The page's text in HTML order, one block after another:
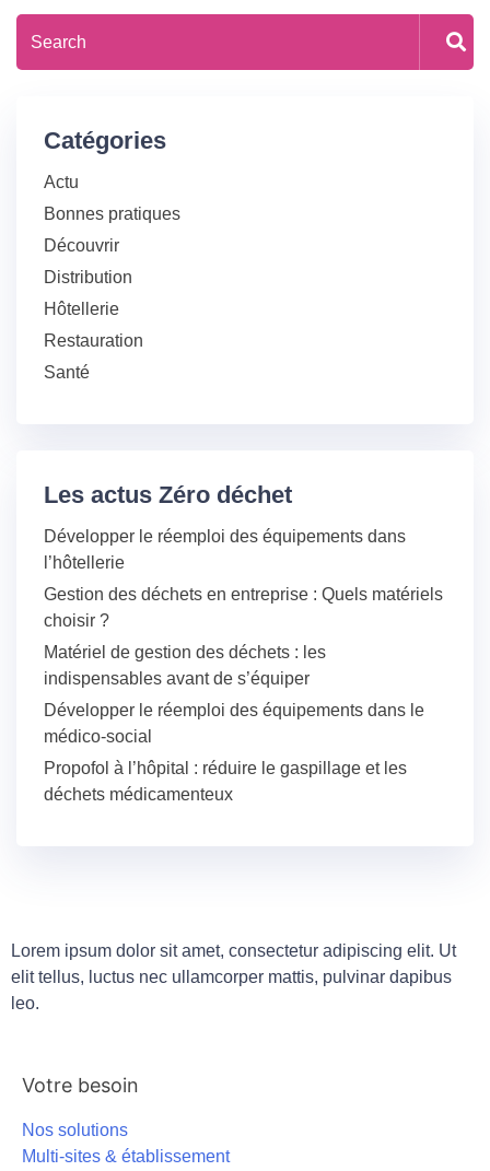
Catégories
Actu
Bonnes pratiques
Découvrir
Distribution
Hôtellerie
Restauration
Santé
Les actus Zéro déchet
Développer le réemploi des équipements dans
l’hôtellerie
Gestion des déchets en entreprise : Quels matériels
choisir ?
Matériel de gestion des déchets : les
indispensables avant de s’équiper
Développer le réemploi des équipements dans le
médico-social
Propofol à l’hôpital : réduire le gaspillage et les
déchets médicamenteux
Lorem ipsum dolor sit amet, consectetur adipiscing elit. Ut
elit tellus, luctus nec ullamcorper mattis, pulvinar dapibus
leo.
Votre besoin
Nos solutions
Multi-sites & établissement